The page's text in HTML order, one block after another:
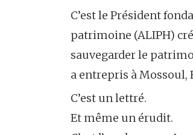
C’est le Président
patrimoine (ALIPH)
sauvegarder le
a entrepris à Mossoul,
C’est un lettré.
Et même un érudit.